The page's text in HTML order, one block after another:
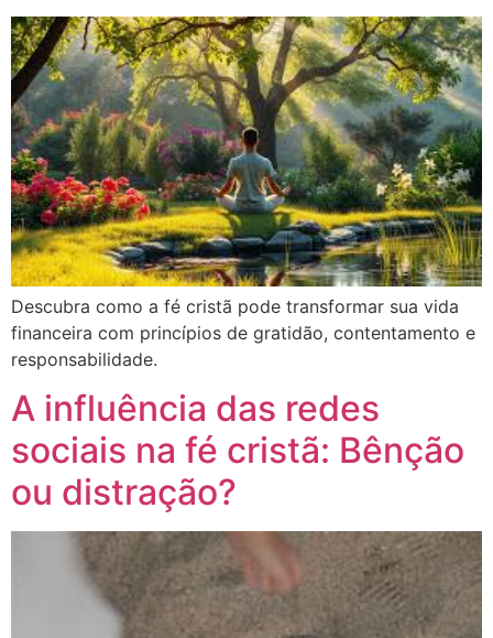
Descubra como a fé cristã pode transformar sua vida
financeira com princípios de gratidão, contentamento e
responsabilidade.
A influência das redes
sociais na fé cristã: Bênção
ou distração?